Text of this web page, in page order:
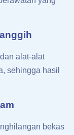
alat-alat
sehingga hasil
bekas